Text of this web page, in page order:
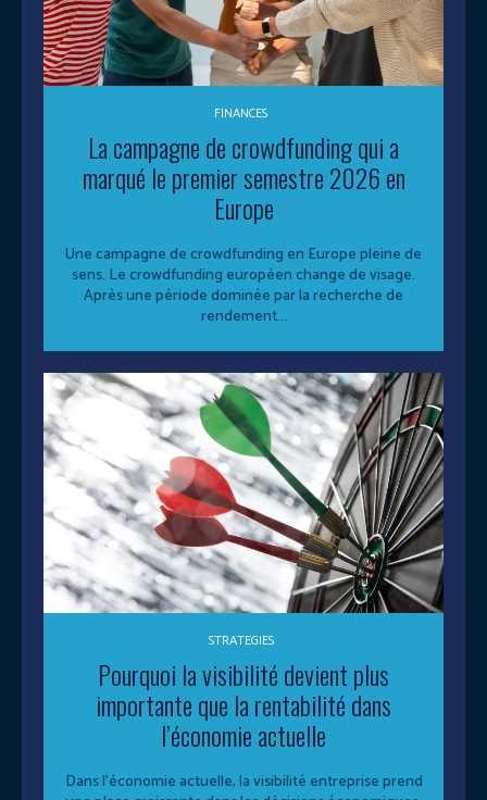
FINANCES
La campagne de crowdfunding qui a
marqué le premier semestre 2026 en
Europe
Une campagne de crowdfunding en Europe pleine de
sens. Le crowdfunding européen change de visage.
Après une période dominée par la recherche de
rendement...
STRATEGIES
Pourquoi la visibilité devient plus
importante que la rentabilité dans
l’économie actuelle
Dans l’économie actuelle, la visibilité entreprise prend